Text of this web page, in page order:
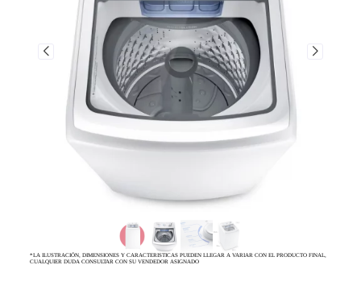
*LA ILUSTRACIÓN, DIMENSIONES Y CARACTERISTICAS PUEDEN LLEGAR A VARIAR CON EL PRODUCTO FINAL,
CUALQUIER DUDA CONSULTAR CON SU VENDEDOR ASIGNADO